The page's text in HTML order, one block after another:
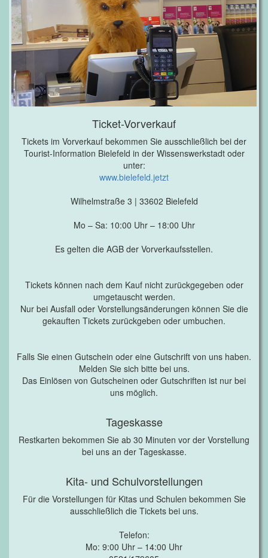
Ticket-Vorverkauf
Tickets im Vorverkauf bekommen Sie ausschließlich bei der
Tourist-Information Bielefeld in der Wissenswerkstadt oder
unter:
www.bielefeld.jetzt
Wilhelmstraße 3 | 33602 Bielefeld
Mo – Sa: 10:00 Uhr – 18:00 Uhr
Es gelten die AGB der Vorverkaufsstellen.
Tickets können nach dem Kauf nicht zurückgegeben oder
umgetauscht werden.
Nur bei Ausfall oder Vorstellungsänderungen können Sie die
gekauften Tickets zurückgeben oder umbuchen.
Falls Sie einen Gutschein oder eine Gutschrift von uns haben.
Melden Sie sich bitte bei uns.
Das Einlösen von Gutscheinen oder Gutschriften ist nur bei
uns möglich.
Tageskasse
Restkarten bekommen Sie ab 30 Minuten vor der Vorstellung
bei uns an der Tageskasse.
Kita- und Schulvorstellungen
Für die Vorstellungen für Kitas und Schulen bekommen Sie
ausschließlich die Tickets bei uns.
Telefon:
Mo: 9:00 Uhr – 14:00 Uhr